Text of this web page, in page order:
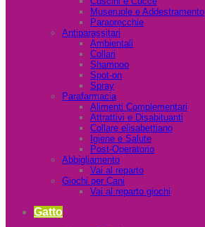
Museruole e Addestramento
Paraorecchie
Antiparassitari
Ambientali
Collari
Shampoo
Spot-on
Spray
Parafarmacia
Alimenti Complementari
Attrattivi e Disabituanti
Collare elisabettiano
Igiene e Salute
Post-Operatorio
Abbigliamento
Vai al reparto
Giochi per Cani
Vai al reparto giochi
Gatto